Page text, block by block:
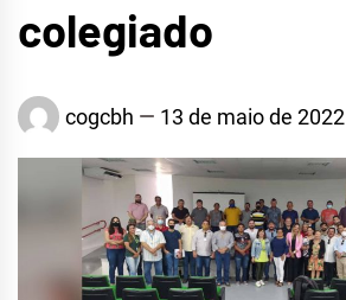
colegiado
cogcbh 13 de maio de 2022